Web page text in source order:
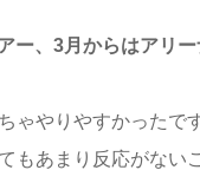
ー、3月からはアリ
やりやすかったで
もあまり反応がな